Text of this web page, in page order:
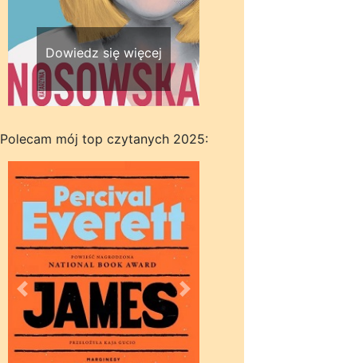
Dowiedz się więcej
Polecam mój top czytanych 2025:
Wstecz Dalej